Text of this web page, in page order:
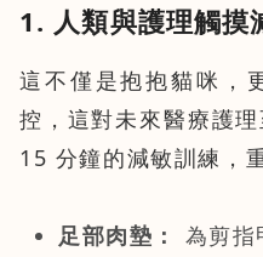
1. 人類與護理觸摸
這不僅是抱抱貓咪，
控，這對未來醫療護
15 分鐘的減敏訓練，
足部肉墊：
為剪指